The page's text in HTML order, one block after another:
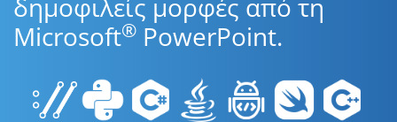
δημοφιλείς μορφές από τη
Microsoft® PowerPoint.